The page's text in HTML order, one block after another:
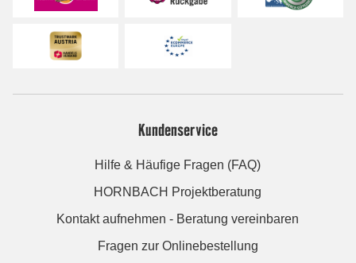
Kundenservice
Hilfe & Häufige Fragen (FAQ)
HORNBACH Projektberatung
Kontakt aufnehmen - Beratung vereinbaren
Fragen zur Onlinebestellung